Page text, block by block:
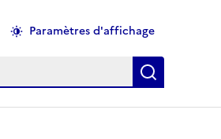
Paramètres d'affichage
Recherche